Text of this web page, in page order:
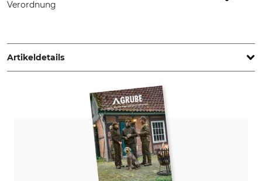
Verordnung
www.grube.de
Artikeldetails
Nordforest Hunting
Modellbezeichnung
Tarnband Beehidden